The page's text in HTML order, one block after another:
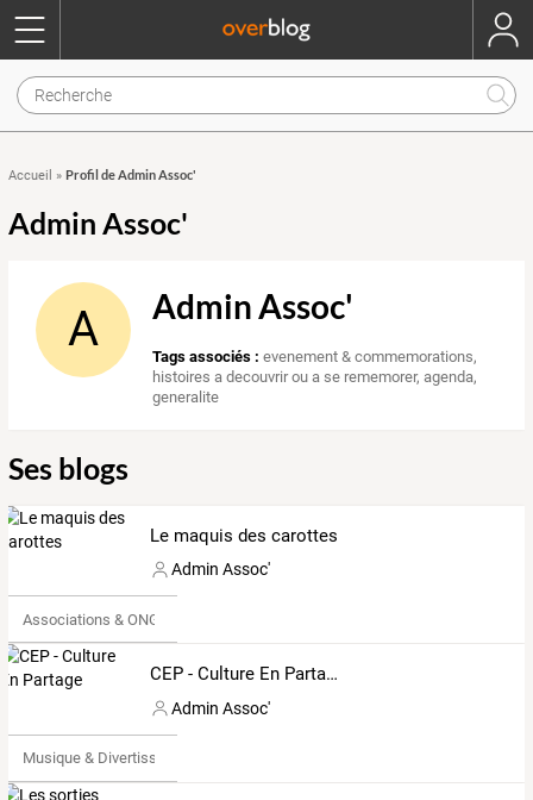
Accueil » Profil de Admin Assoc'
Admin Assoc'
A Admin Assoc'
Tags associés : evenement & commemorations,
histoires a decouvrir ou a se rememorer,agenda,
generalite
Ses blogs
Le maquis des carottes
Admin Assoc'
Associations & ONG
CEP - Culture En Partage
Admin Assoc'
Musique & Divertissements